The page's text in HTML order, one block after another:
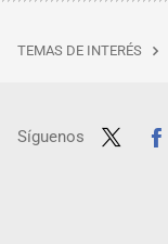
TEMAS DE INTERÉS
Síguenos